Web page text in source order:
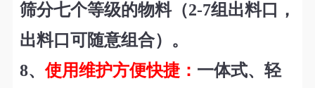
筛分七个等级的物料（2-7组出料口，
出料口可随意组合）。
8、使用维护方便快捷： 一体式、轻